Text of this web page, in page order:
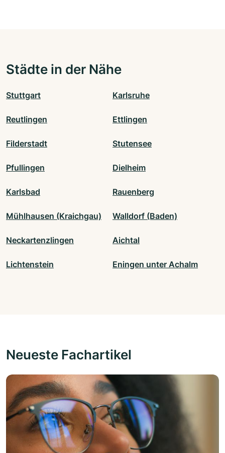
Städte in der Nähe
Stuttgart Karlsruhe
Reutlingen Ettlingen
Filderstadt Stutensee
Pfullingen Dielheim
Karlsbad Rauenberg
Mühlhausen (Kraichgau) Walldorf (Baden)
Neckartenzlingen Aichtal
Lichtenstein Eningen unter Achalm
Neueste Fachartikel